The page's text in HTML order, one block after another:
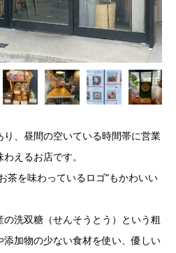
、昼間の空いている時間帯に営業
えるお店です。
茶を味わっているロゴ”もかわいい
洗双糖（せんそうとう）という粗
加物の少ない食材を使い、優しい